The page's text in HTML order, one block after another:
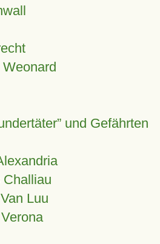
und Gefährten
Challiau
Luu